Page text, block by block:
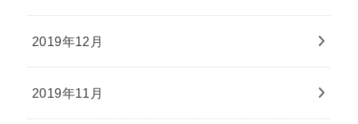
2019年12月
2019年11月